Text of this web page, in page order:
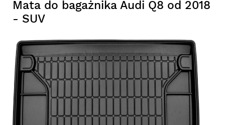
Mata do bagażnika Audi Q8 od 2018
- SUV